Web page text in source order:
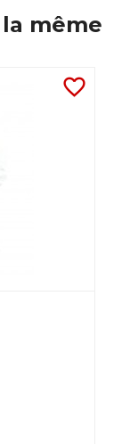
même
favorite_border